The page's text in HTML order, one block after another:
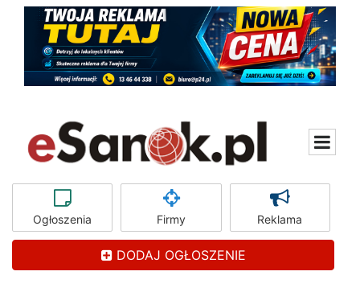
Ogłoszenia Firmy Reklama
DODAJ OGŁOSZENIE